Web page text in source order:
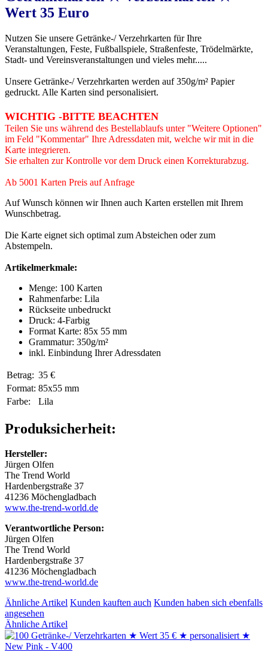
Wert 35 Euro
Nutzen Sie unsere Getränke-/ Verzehrkarten für Ihre
Veranstaltungen, Feste, Fußballspiele, Straßenfeste, Trödelmärkte,
Stadt- und Vereinsveranstaltungen und vieles mehr.....
Unsere Getränke-/ Verzehrkarten werden auf 350g/m² Papier
gedruckt. Alle Karten sind personalisiert.
WICHTIG -BITTE BEACHTEN
Teilen Sie uns während des Bestellablaufs unter "Weitere Optionen"
im Feld "Kommentar" Ihre Adressdaten mit, welche wir mit in die
Karte integrieren.
Sie erhalten zur Kontrolle vor dem Druck einen Korrekturabzug.
Ab 5001 Karten Preis auf Anfrage
Auf Wunsch können wir Ihnen auch Karten erstellen mit Ihrem
Wunschbetrag.
Die Karte eignet sich optimal zum Absteichen oder zum
Abstempeln.
Artikelmerkmale:
Menge: 100 Karten
Rahmenfarbe: Lila
Rückseite unbedruckt
Druck: 4-Farbig
Format Karte: 85x 55 mm
Grammatur: 350g/m²
inkl. Einbindung Ihrer Adressdaten
Betrag: 35 €
Format: 85x55 mm
Farbe:
Lila
Produksicherheit:
Hersteller:
Jürgen Olfen
The Trend World
Hardenbergstraße 37
41236 Möchengladbach
www.the-trend-world.de
Verantwortliche Person:
Jürgen Olfen
The Trend World
Hardenbergstraße 37
41236 Möchengladbach
www.the-trend-world.de
Ähnliche Artikel Kunden kauften auch Kunden haben sich ebenfalls
angesehen
Ähnliche Artikel